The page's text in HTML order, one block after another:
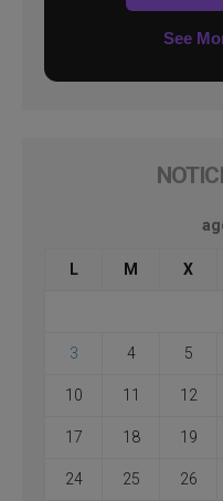
L M X
3 4 5
10 11 12
17 18 19
24 25 26